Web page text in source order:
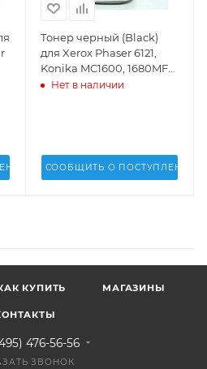
Тонер черный (Black)
для Xerox Phaser 6121,
Konika MC1600, 1680MFP
(2.6k стр.)(Uninet USA) -
Нет в наличии
СООБЩИТЬ О ПОСТУПЛЕНИИ
КУПИТЬ МАГАЗИНЫ
476-56-56
ЗВОНОК